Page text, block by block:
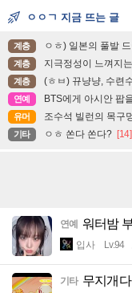
ㅇㅇㄱ 지금 뜨는 글
계층 ㅇㅎ) 일본의 풀발 드
계층 지극정성이 느껴지
계층 (ㅎㅂ) 뀨냥냥, 수련
연예 BTS에게 아시안 팝
유머 조수석 빌런의 목구
기타 ㅇㅎ 쏜다 쏜다? [14]
연예 워터밤
입사 Lv.94
기타 무지개